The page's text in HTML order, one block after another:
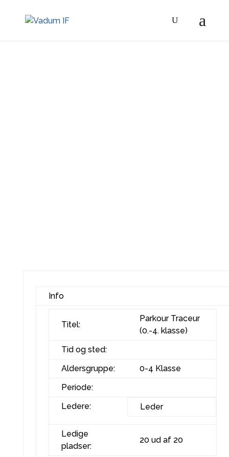
Info
Titel:
Parkour Traceur
(0.-4. klasse)
Tid og sted:
Aldersgruppe:
0-4 Klasse
Periode:
Ledere:
Leder
Ledige
pladser:
20 ud af 20